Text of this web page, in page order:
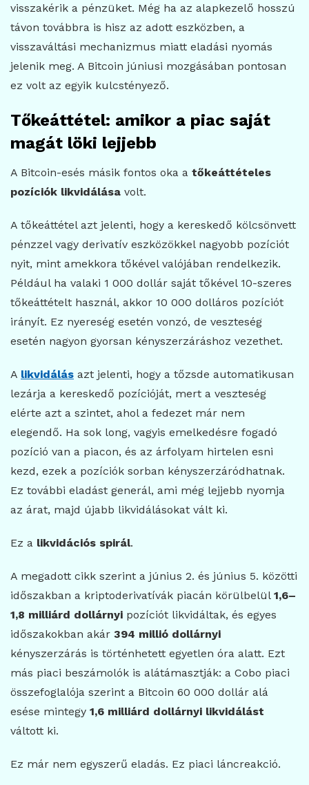
visszakérik a pénzüket. Még ha az alapkezelő hosszú
távon továbbra is hisz az adott eszközben, a
visszaváltási mechanizmus miatt eladási nyomás
jelenik meg. A Bitcoin júniusi mozgásában pontosan
ez volt az egyik kulcstényező.
Tőkeáttétel: amikor a piac saját
magát löki lejjebb
A Bitcoin-esés másik fontos oka a tőkeáttételes
pozíciók likvidálása volt.
A tőkeáttétel azt jelenti, hogy a kereskedő kölcsönvett
pénzzel vagy derivatív eszközökkel nagyobb pozíciót
nyit, mint amekkora tőkével valójában rendelkezik.
Például ha valaki 1 000 dollár saját tőkével 10-szeres
tőkeáttételt használ, akkor 10 000 dolláros pozíciót
irányít. Ez nyereség esetén vonzó, de veszteség
esetén nagyon gyorsan kényszerzáráshoz vezethet.
A likvidálás azt jelenti, hogy a tőzsde automatikusan
lezárja a kereskedő pozícióját, mert a veszteség
elérte azt a szintet, ahol a fedezet már nem
elegendő. Ha sok long, vagyis emelkedésre fogadó
pozíció van a piacon, és az árfolyam hirtelen esni
kezd, ezek a pozíciók sorban kényszerzáródhatnak.
Ez további eladást generál, ami még lejjebb nyomja
az árat, majd újabb likvidálásokat vált ki.
Ez a likvidációs spirál.
A megadott cikk szerint a június 2. és június 5. közötti
időszakban a kriptoderivatívák piacán körülbelül 1,6–
1,8 milliárd dollárnyi pozíciót likvidáltak, és egyes
időszakokban akár 394 millió dollárnyi
kényszerzárás is történhetett egyetlen óra alatt. Ezt
más piaci beszámolók is alátámasztják: a Cobo piaci
összefoglalója szerint a Bitcoin 60 000 dollár alá
esése mintegy 1,6 milliárd dollárnyi likvidálást
váltott ki.
Ez már nem egyszerű eladás. Ez piaci láncreakció.